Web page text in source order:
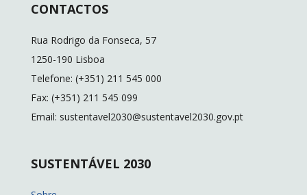
CONTACTOS
Rua Rodrigo da Fonseca, 57
1250-190 Lisboa
Telefone: (+351) 211 545 000
Fax: (+351) 211 545 099
Email: sustentavel2030@sustentavel2030.gov.pt
SUSTENTÁVEL 2030